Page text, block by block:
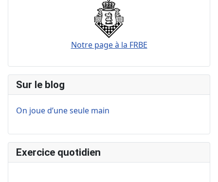
Notre page à la FRBE
Sur le blog
On joue d’une seule main
Exercice quotidien